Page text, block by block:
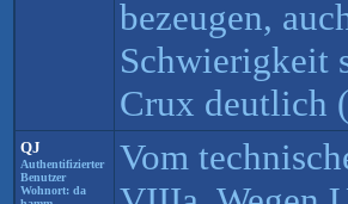
bezeugen,
Schwierigkeit
Crux deutlich
QJ
Authentifizierter
Benutzer
Wohnort: da
Vom